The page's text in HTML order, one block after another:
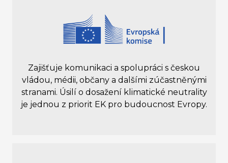
Zajišťuje komunikaci a spolupráci s českou
vládou, médii, občany a dalšími zúčastněnými
stranami. Úsilí o dosažení klimatické neutrality
je jednou z priorit EK pro budoucnost Evropy.